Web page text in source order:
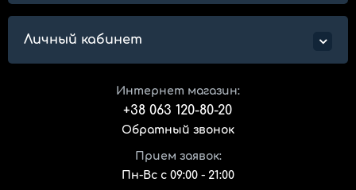
Личный кабинет
Интернет магазин:
+38 063 120-80-20
Обратный звонок
Прием заявок:
Пн-Вс с 09:00 - 21:00